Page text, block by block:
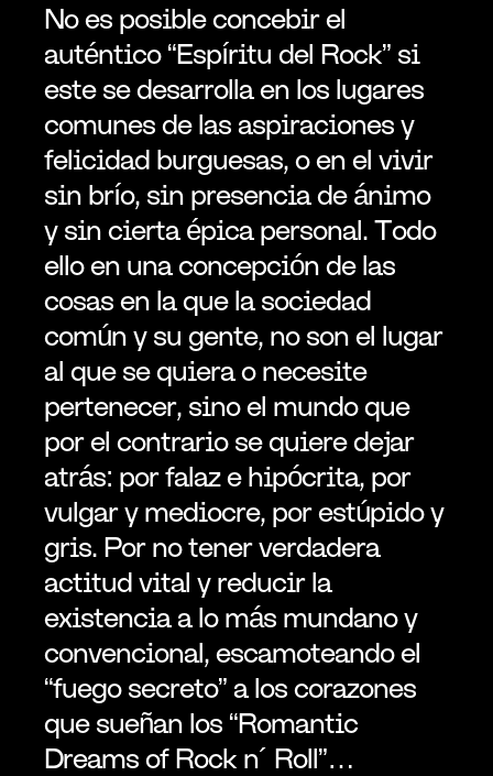
No es posible concebir el
auténtico “Espíritu del Rock” si
este se desarrolla en los lugares
comunes de las aspiraciones y
felicidad burguesas, o en el vivir
sin brío, sin presencia de ánimo
y sin cierta épica personal. Todo
ello en una concepción de las
cosas en la que la sociedad
común y su gente, no son el lugar
al que se quiera o necesite
pertenecer, sino el mundo que
por el contrario se quiere dejar
atrás: por falaz e hipócrita, por
vulgar y mediocre, por estúpido y
gris. Por no tener verdadera
actitud vital y reducir la
existencia a lo más mundano y
convencional, escamoteando el
“fuego secreto” a los corazones
que sueñan los “Romantic
Dreams of Rock n´ Roll”…